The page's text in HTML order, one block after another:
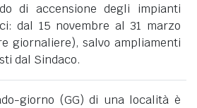
di accensione degli impianti
dal 15 novembre al 31 marzo
giornaliere), salvo ampliamenti
dal Sindaco.
giorno (GG) di una località è